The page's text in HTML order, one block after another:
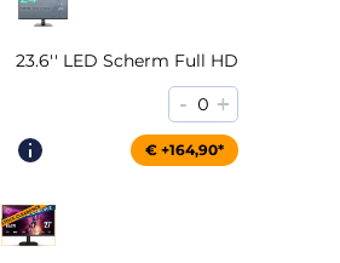
23.6'' LED Scherm Full HD
- 0 +
€ +164,90*